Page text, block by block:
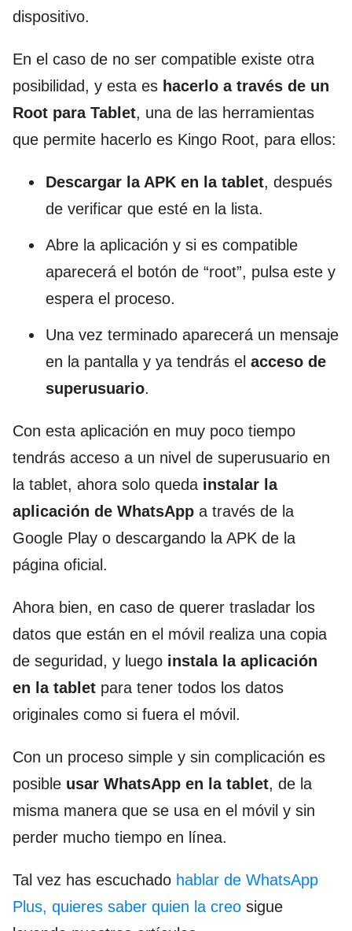
dispositivo.
En el caso de no ser compatible existe otra
posibilidad, y esta es hacerlo a través de un
Root para Tablet, una de las herramientas
que permite hacerlo es Kingo Root, para ellos:
Descargar la APK en la tablet, después
de verificar que esté en la lista.
Abre la aplicación y si es compatible
aparecerá el botón de “root”, pulsa este y
espera el proceso.
Una vez terminado aparecerá un mensaje
en la pantalla y ya tendrás el acceso de
superusuario.
Con esta aplicación en muy poco tiempo
tendrás acceso a un nivel de superusuario en
la tablet, ahora solo queda instalar la
aplicación de WhatsApp a través de la
Google Play o descargando la APK de la
página oficial.
Ahora bien, en caso de querer trasladar los
datos que están en el móvil realiza una copia
de seguridad, y luego instala la aplicación
en la tablet para tener todos los datos
originales como si fuera el móvil.
Con un proceso simple y sin complicación es
posible usar WhatsApp en la tablet, de la
misma manera que se usa en el móvil y sin
perder mucho tiempo en línea.
Tal vez has escuchado hablar de WhatsApp
Plus, quieres saber quien la creo sigue